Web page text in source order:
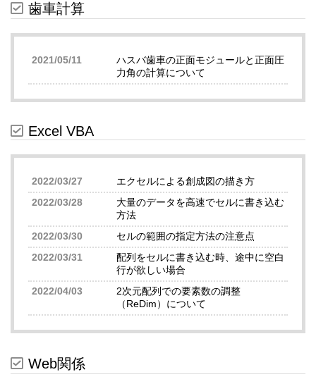
歯車計算
2021/05/11
ハスバ歯車の正面モジュールと正面圧
力角の計算について
Excel VBA
2022/03/27
エクセルによる創成図の描き方
2022/03/28
大量のデータを高速でセルに書き込む
方法
2022/03/30
セルの範囲の指定方法の注意点
2022/03/31
配列をセルに書き込む時、途中に空白
行が欲しい場合
2022/04/03
2次元配列での要素数の調整
（ReDim）について
Web関係